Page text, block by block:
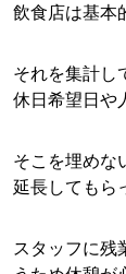
飲食店は基本
それを集計し
休日希望日や
そこを埋めな
延長してもら
スタッフに残